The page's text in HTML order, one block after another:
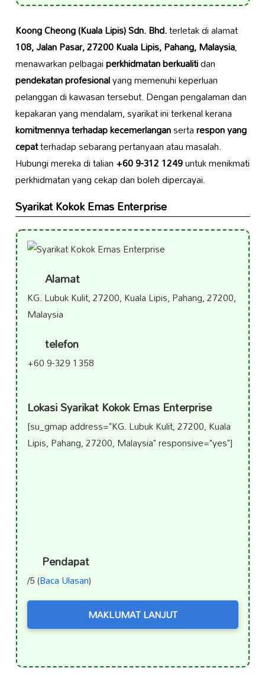
Koong Cheong (Kuala Lipis) Sdn. Bhd.terletak di alamat
108, Jalan Pasar, 27200 Kuala Lipis, Pahang, Malaysia,
menawarkan pelbagaiperkhidmatan berkualitidan
pendekatan profesionalyang memenuhi keperluan
pelanggan di kawasan tersebut. Dengan pengalaman dan
kepakaran yang mendalam, syarikat ini terkenal kerana
komitmennya terhadap kecemerlangansertarespon yang
cepatterhadap sebarang pertanyaan atau masalah.
Hubungi mereka di talian+60 9-312 1249untuk menikmati
perkhidmatan yang cekap dan boleh dipercayai.
Syarikat Kokok Emas Enterprise
Alamat
KG. Lubuk Kulit, 27200, Kuala Lipis, Pahang, 27200,
Malaysia
telefon
+60 9-329 1358
Lokasi Syarikat Kokok Emas Enterprise
[su_gmap address="KG. Lubuk Kulit, 27200, Kuala
Lipis, Pahang, 27200, Malaysia" responsive="yes"]
Pendapat
/5 (Baca Ulasan)
MAKLUMAT LANJUT